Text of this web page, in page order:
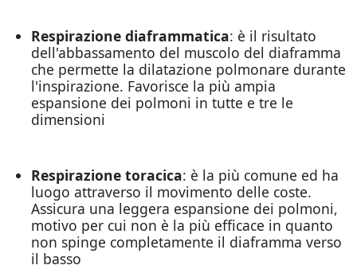
Respirazione diaframmatica: è il risultato
dell'abbassamento del muscolo del diaframma
che permette la dilatazione polmonare durante
l'inspirazione. Favorisce la più ampia
espansione dei polmoni in tutte e tre le
dimensioni
Respirazione toracica: è la più comune ed ha
luogo attraverso il movimento delle coste.
Assicura una leggera espansione dei polmoni,
motivo per cui non è la più efficace in quanto
non spinge completamente il diaframma verso
il basso